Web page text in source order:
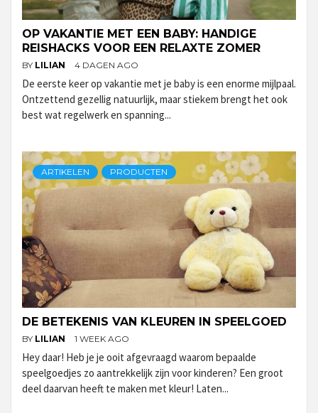
OP VAKANTIE MET EEN BABY: HANDIGE
REISHACKS VOOR EEN RELAXTE ZOMER
BY LILIAN 4 DAGEN AGO
De eerste keer op vakantie met je baby is een enorme mijlpaal.
Ontzettend gezellig natuurlijk, maar stiekem brengt het ook
best wat regelwerk en spanning...
ARTIKELEN PRODUCTEN
DE BETEKENIS VAN KLEUREN IN SPEELGOED
BY LILIAN 1 WEEK AGO
Hey daar! Heb je je ooit afgevraagd waarom bepaalde
speelgoedjes zo aantrekkelijk zijn voor kinderen? Een groot
deel daarvan heeft te maken met kleur! Laten...